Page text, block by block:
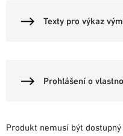
Texty pro výkaz
Prohlášení o
Produkt nemusí být